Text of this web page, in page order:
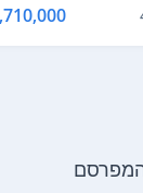
₪
המפרסם